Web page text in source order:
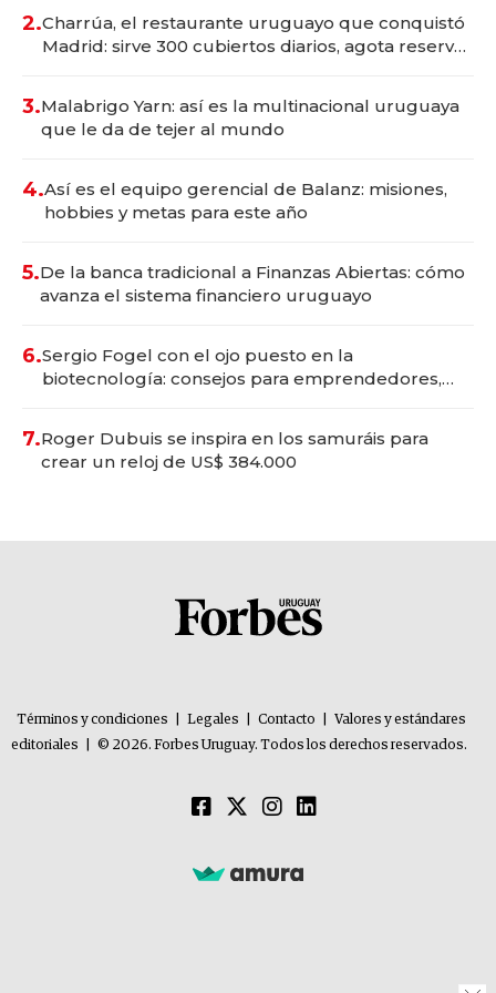
2.Charrúa, el restaurante uruguayo que conquistó
Madrid: sirve 300 cubiertos diarios, agota reservas
3.Malabrigo Yarn: así es la multinacional uruguaya
que le da de tejer al mundo
4.Así es el equipo gerencial de Balanz: misiones,
hobbies y metas para este año
5.De la banca tradicional a Finanzas Abiertas: cómo
avanza el sistema financiero uruguayo
6.Sergio Fogel con el ojo puesto en la
biotecnología: consejos para emprendedores,
7.Roger Dubuis se inspira en los samuráis para
crear un reloj de US$ 384.000
Términos y condiciones Legales Contacto
Valores y estándares
editoriales
© 2026. Forbes Uruguay. Todos los derechos reservados.